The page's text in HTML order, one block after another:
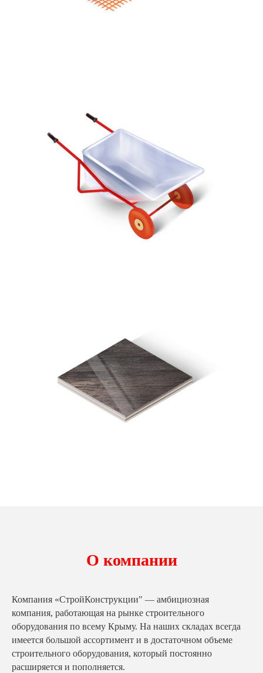
О компании
Компания «СтройКонструкции" — амбициозная
компания, работающая на рынке строительного
оборудования по всему Крыму. На наших складах всегда
имеется большой ассортимент и в достаточном объеме
строительного оборудования, который постоянно
расширяется и пополняется.